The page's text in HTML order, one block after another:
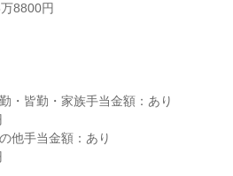
8800円
・皆勤・家族手当金額：あり
他手当金額：あり